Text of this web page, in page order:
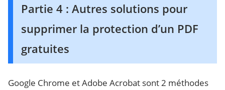
Partie 4 : Autres solutions pour
supprimer la protection d’un PDF
gratuites
Google Chrome et Adobe Acrobat sont 2 méthodes